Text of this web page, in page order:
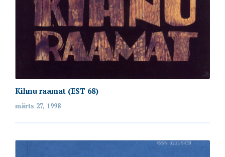
Kihnu raamat (EST 68)
märts 27, 1998
Rekvisiidid
Registrikood: 80075963
Arvelduskonto: EE862200001120045326